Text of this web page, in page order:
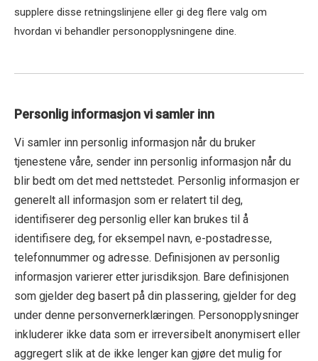
supplere disse retningslinjene eller gi deg flere valg om
hvordan vi behandler personopplysningene dine.
Personlig informasjon vi samler inn
Vi samler inn personlig informasjon når du bruker
tjenestene våre, sender inn personlig informasjon når du
blir bedt om det med nettstedet. Personlig informasjon er
generelt all informasjon som er relatert til deg,
identifiserer deg personlig eller kan brukes til å
identifisere deg, for eksempel navn, e-postadresse,
telefonnummer og adresse. Definisjonen av personlig
informasjon varierer etter jurisdiksjon. Bare definisjonen
som gjelder deg basert på din plassering, gjelder for deg
under denne personvernerklæringen. Personopplysninger
inkluderer ikke data som er irreversibelt anonymisert eller
aggregert slik at de ikke lenger kan gjøre det mulig for